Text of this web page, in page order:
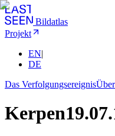
Bildatlas
Projekt
EN|
DE
Das Verfolgungsereignis
Kerpen